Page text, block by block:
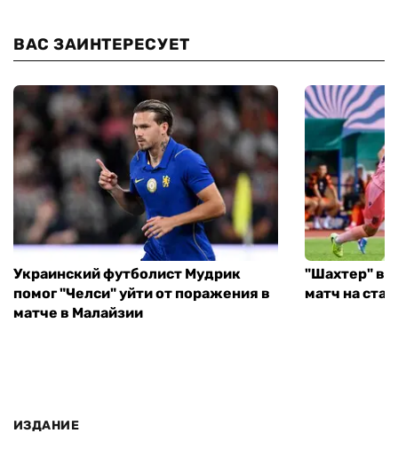
ВАС ЗАИНТЕРЕСУЕТ
Украинский футболист Мудрик
помог "Челси" уйти от поражения в
матче в Малайзии
"Шахтер"
матч на
ИЗДАНИЕ